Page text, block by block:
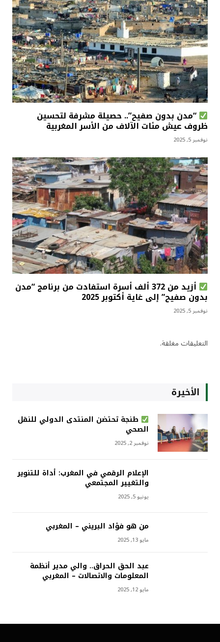
“مدن بدون صفيح”.. حصيلة مشرفة لتحسين
ظروف عيش مئات الآلاف من الأسر المغربية
نوفمبر 5, 2025
أزيد من 372 ألف أسرة استفادت من برنامج “مدن
بدون صفيح” إلى غاية أكتوبر 2025
نوفمبر 5, 2025
التعليقات مغلقة.
الأخيرة
طنجة تحتضن المنتدى الدولي للنقل
الصحي
نوفمبر 2, 2025
الإعلام الرقمي في المغرب: أداة للتنوير
والتغيير المجتمعي
يونيو 5, 2025
من هو فؤاد البريني – المغربي
مايو 13, 2025
عبد الحق الحراق.. والي مدير أنظمة
المعلومات والاتصالات – المغربي
مايو 12, 2025